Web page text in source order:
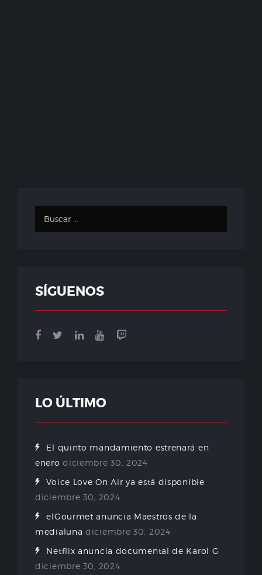
SÍGUENOS
LO ÚLTIMO
El quinto mandamiento estrenará en
enero diciembre 30, 2024
Voice Love On Air ya está disponible
diciembre 30, 2024
elGourmet anuncia Maestros de la
medialuna diciembre 30, 2024
Netflix anuncia documental de Karol G
diciembre 30, 2024